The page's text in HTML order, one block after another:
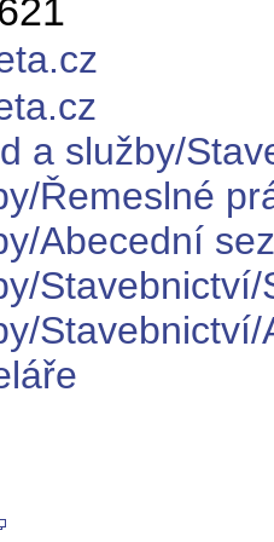
a služby/
Řemeslné
Abecední